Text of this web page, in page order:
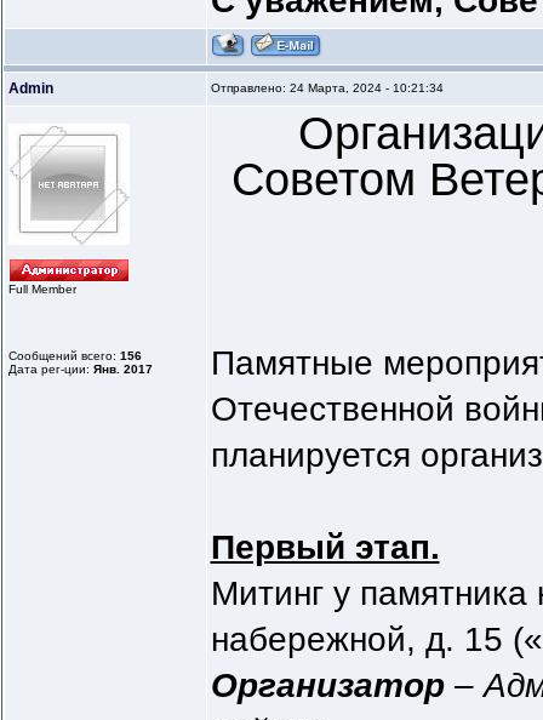
Admin Отправлено: 24 Марта, 2024 - 10:21:34
Full Member
Сообщений всего: 156
Дата рег-ции: Янв. 2017
Советом
Памятные
Отечественной
планируется
Первый этап.
Митинг у
набережной, д. 15
Организатор–